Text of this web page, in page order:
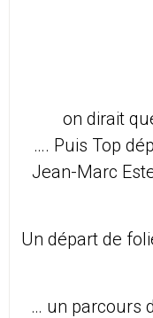
on dirait
…. Puis Top
Jean-Marc
Un départ de
… un parcours